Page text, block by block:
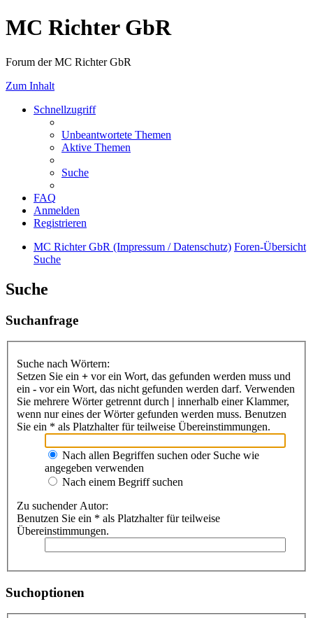
MC Richter GbR
Forum der MC Richter GbR
Zum Inhalt
Schnellzugriff
Unbeantwortete Themen
Aktive Themen
Suche
FAQ
Anmelden
Registrieren
MC Richter GbR (Impressum / Datenschutz) Foren-Übersicht
Suche
Suche
Suchanfrage
Suche nach Wörtern:
Setzen Sie ein + vor ein Wort, das gefunden werden muss und
ein - vor ein Wort, das nicht gefunden werden darf. Verwenden
Sie mehrere Wörter getrennt durch | innerhalb einer Klammer,
wenn nur eines der Wörter gefunden werden muss. Benutzen
Sie ein * als Platzhalter für teilweise Übereinstimmungen.
Nach allen Begriffen suchen oder Suche wie
angegeben verwenden
Nach einem Begriff suchen
Zu suchender Autor:
Benutzen Sie ein * als Platzhalter für teilweise
Übereinstimmungen.
Suchoptionen